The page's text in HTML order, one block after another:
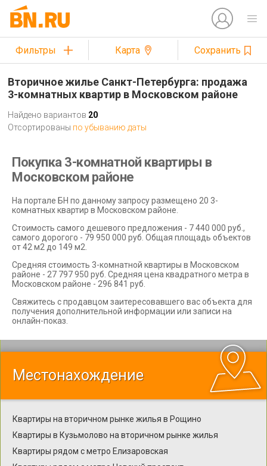
Фильтры Карта Сохранить
Вторичное жилье Санкт-Петербурга: продажа
3-комнатных квартир в Московском районе
Найдено вариантов 20
Отсортированы по убыванию даты
Покупка 3-комнатной квартиры в
Московском районе
На портале БН по данному запросу размещено 20 3-
комнатных квартир в Московском районе.
Стоимость самого дешевого предложения - 7 440 000 руб.,
самого дорогого - 79 950 000 руб. Общая площадь объектов
от 42 м2 до 149 м2.
Средняя стоимость 3-комнатной квартиры в Московском
районе - 27 797 950 руб. Средняя цена квадратного метра в
Московском районе - 296 841 руб.
Свяжитесь с продавцом заитересовавшего вас объекта для
получения дополнительной информации или записи на
онлайн-показ.
Местонахождение
Квартиры на вторичном рынке жилья в Рощино
Квартиры в Кузьмолово на вторичном рынке жилья
Квартиры рядом с метро Елизаровская